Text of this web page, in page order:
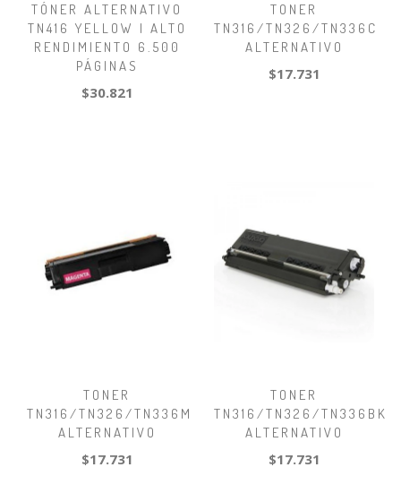
TÓNER ALTERNATIVO
TN416 YELLOW | ALTO
RENDIMIENTO 6.500
PÁGINAS
$30.821
TONER
TN316/TN326/TN336C
ALTERNATIVO
$17.731
TONER
TN316/TN326/TN336M
ALTERNATIVO
$17.731
TONER
TN316/TN326/TN336BK
ALTERNATIVO
$17.731